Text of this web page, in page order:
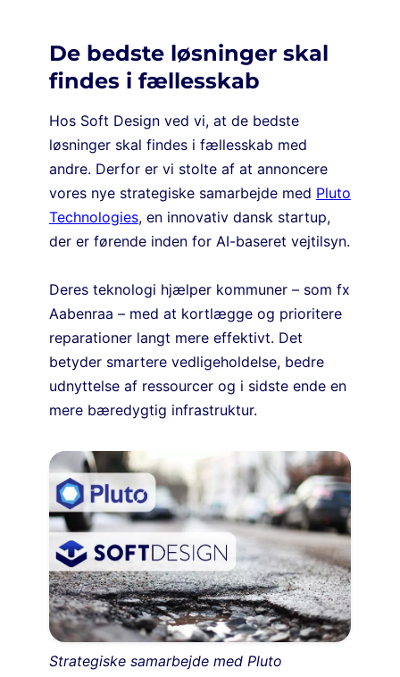
De bedste løsninger skal
findes i fællesskab
Hos Soft Design ved vi, at de bedste
løsninger skal findes i fællesskab med
andre. Derfor er vi stolte af at annoncere
vores nye strategiske samarbejde med Pluto
Technologies, en innovativ dansk startup,
der er førende inden for AI-baseret vejtilsyn.
Deres teknologi hjælper kommuner – som fx
Aabenraa – med at kortlægge og prioritere
reparationer langt mere effektivt. Det
betyder smartere vedligeholdelse, bedre
udnyttelse af ressourcer og i sidste ende en
mere bæredygtig infrastruktur.
Strategiske samarbejde med Pluto